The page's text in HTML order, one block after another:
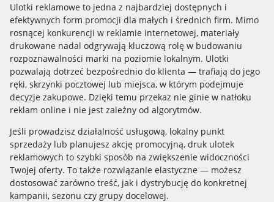
Ulotki reklamowe to jedna z najbardziej dostępnych i
efektywnych form promocji dla małych i średnich firm. Mimo
rosnącej konkurencji w reklamie internetowej, materiały
drukowane nadal odgrywają kluczową rolę w budowaniu
rozpoznawalności marki na poziomie lokalnym. Ulotki
pozwalają dotrzeć bezpośrednio do klienta — trafiają do jego
ręki, skrzynki pocztowej lub miejsca, w którym podejmuje
decyzje zakupowe. Dzięki temu przekaz nie ginie w natłoku
reklam online i nie jest zależny od algorytmów.
Jeśli prowadzisz działalność usługową, lokalny punkt
sprzedaży lub planujesz akcję promocyjną, druk ulotek
reklamowych to szybki sposób na zwiększenie widoczności
Twojej oferty. To także rozwiązanie elastyczne — możesz
dostosować zarówno treść, jak i dystrybucję do konkretnej
kampanii, sezonu czy grupy docelowej.